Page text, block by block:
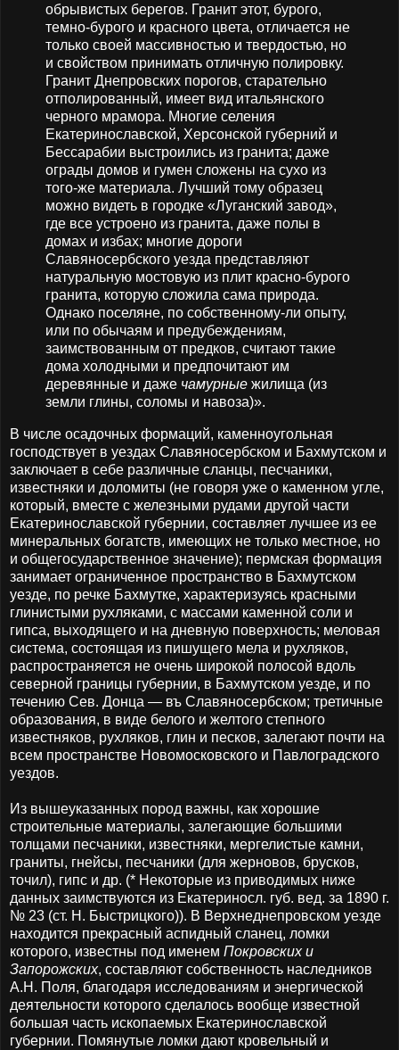
обрывистых берегов. Гранит этот, бурого,
темно-бурого и красного цвета, отличается не
только своей массивностью и твердостью, но
и свойством принимать отличную полировку.
Гранит Днепровских порогов, старательно
отполированный, имеет вид итальянского
черного мрамора. Многие селения
Екатеринославской, Херсонской губерний и
Бессарабии выстроились из гранита; даже
ограды домов и гумен сложены на сухо из
того-же материала. Лучший тому образец
можно видеть в городке «Луганский завод»,
где все устроено из гранита, даже полы в
домах и избах; многие дороги
Славяносербского уезда представляют
натуральную мостовую из плит красно-бурого
гранита, которую сложила сама природа.
Однако поселяне, по собственному-ли опыту,
или по обычаям и предубеждениям,
заимствованным от предков, считают такие
дома холодными и предпочитают им
деревянные и даже чамурные жилища (из
земли глины, соломы и навоза)».
В числе осадочных формаций, каменноугольная
господствует в уездах Славяносербском и Бахмутском и
заключает в себе различные сланцы, песчаники,
известняки и доломиты (не говоря уже о каменном угле,
который, вместе с железными рудами другой части
Екатеринославской губернии, составляет лучшее из ее
минеральных богатств, имеющих не только местное, но
и общегосударственное значение); пермская формация
занимает ограниченное пространство в Бахмутском
уезде, по речке Бахмутке, характеризуясь красными
глинистыми рухляками, с массами каменной соли и
гипса, выходящего и на дневную поверхность; меловая
система, состоящая из пишущего мела и рухляков,
распространяется не очень широкой полосой вдоль
северной границы губернии, в Бахмутском уезде, и по
течению Сев. Донца — въ Славяносербском; третичные
образования, в виде белого и желтого степного
известняков, рухляков, глин и песков, залегают почти на
всем пространстве Новомосковского и Павлоградского
уездов.
Из вышеуказанных пород важны, как хорошие
строительные материалы, залегающие большими
толщами песчаники, известняки, мергелистые камни,
граниты, гнейсы, песчаники (для жерновов, брусков,
точил), гипс и др. (* Некоторые из приводимых ниже
данных заимствуются из Екатериносл. губ. вед. за 1890 г.
№ 23 (ст. Н. Быстрицкого)). В Верхнеднепровском уезде
находится прекрасный аспидный сланец, ломки
которого, известны под именем Покровских и
Запорожских, составляют собственность наследников
А.Н. Поля, благодаря исследованиям и энергической
деятельности которого сделалось вообще известной
большая часть ископаемых Екатеринославской
губернии. Помянутые ломки дают кровельный и